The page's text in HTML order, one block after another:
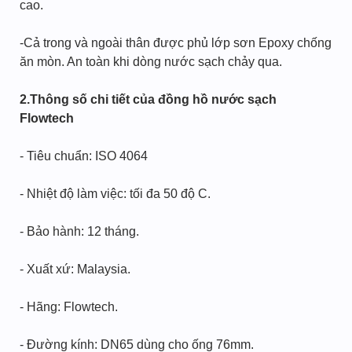
cao.
-Cả trong và ngoài thân được phủ lớp sơn Epoxy chống
ăn mòn. An toàn khi dòng nước sạch chảy qua.
2.Thông số chi tiết của đồng hồ nước sạch
Flowtech
- Tiêu chuẩn: ISO 4064
- Nhiệt độ làm việc: tối đa 50 độ C.
- Bảo hành: 12 tháng.
- Xuất xứ: Malaysia.
- Hãng: Flowtech.
- Đường kính: DN65 dùng cho ống 76mm.